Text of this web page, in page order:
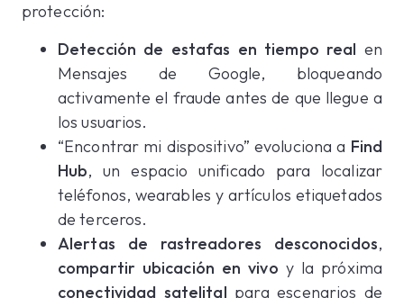
protección:
Detección de estafas en tiempo real en
Mensajes de Google, bloqueando
activamente el fraude antes de que llegue a
los usuarios.
“Encontrar mi dispositivo” evoluciona a Find
Hub, un espacio unificado para localizar
teléfonos, wearables y artículos etiquetados
de terceros.
Alertas de rastreadores desconocidos,
compartir ubicación en vivo y la próxima
conectividad satelital para escenarios de